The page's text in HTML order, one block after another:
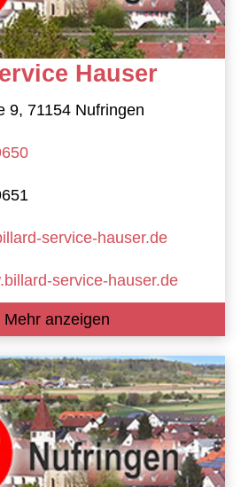
Hauser
9, 71154 Nufringen
service-hauser.de
service-hauser.de
Mehr anzeigen